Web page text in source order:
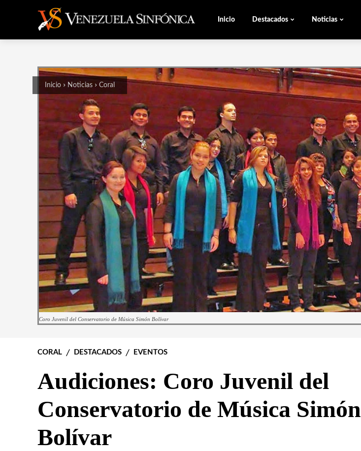
Inicio Destacados Noticias
Inicio Noticias Coral
Coro Juvenil del Conservatorio de Música Simón Bolívar
CORAL DESTACADOS EVENTOS
Audiciones: Coro Juvenil del
Conservatorio de Música Simón
Bolívar